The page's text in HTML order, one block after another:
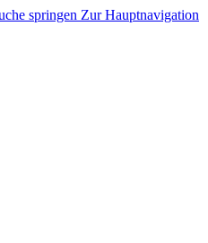
springen Zur Hauptnavigation